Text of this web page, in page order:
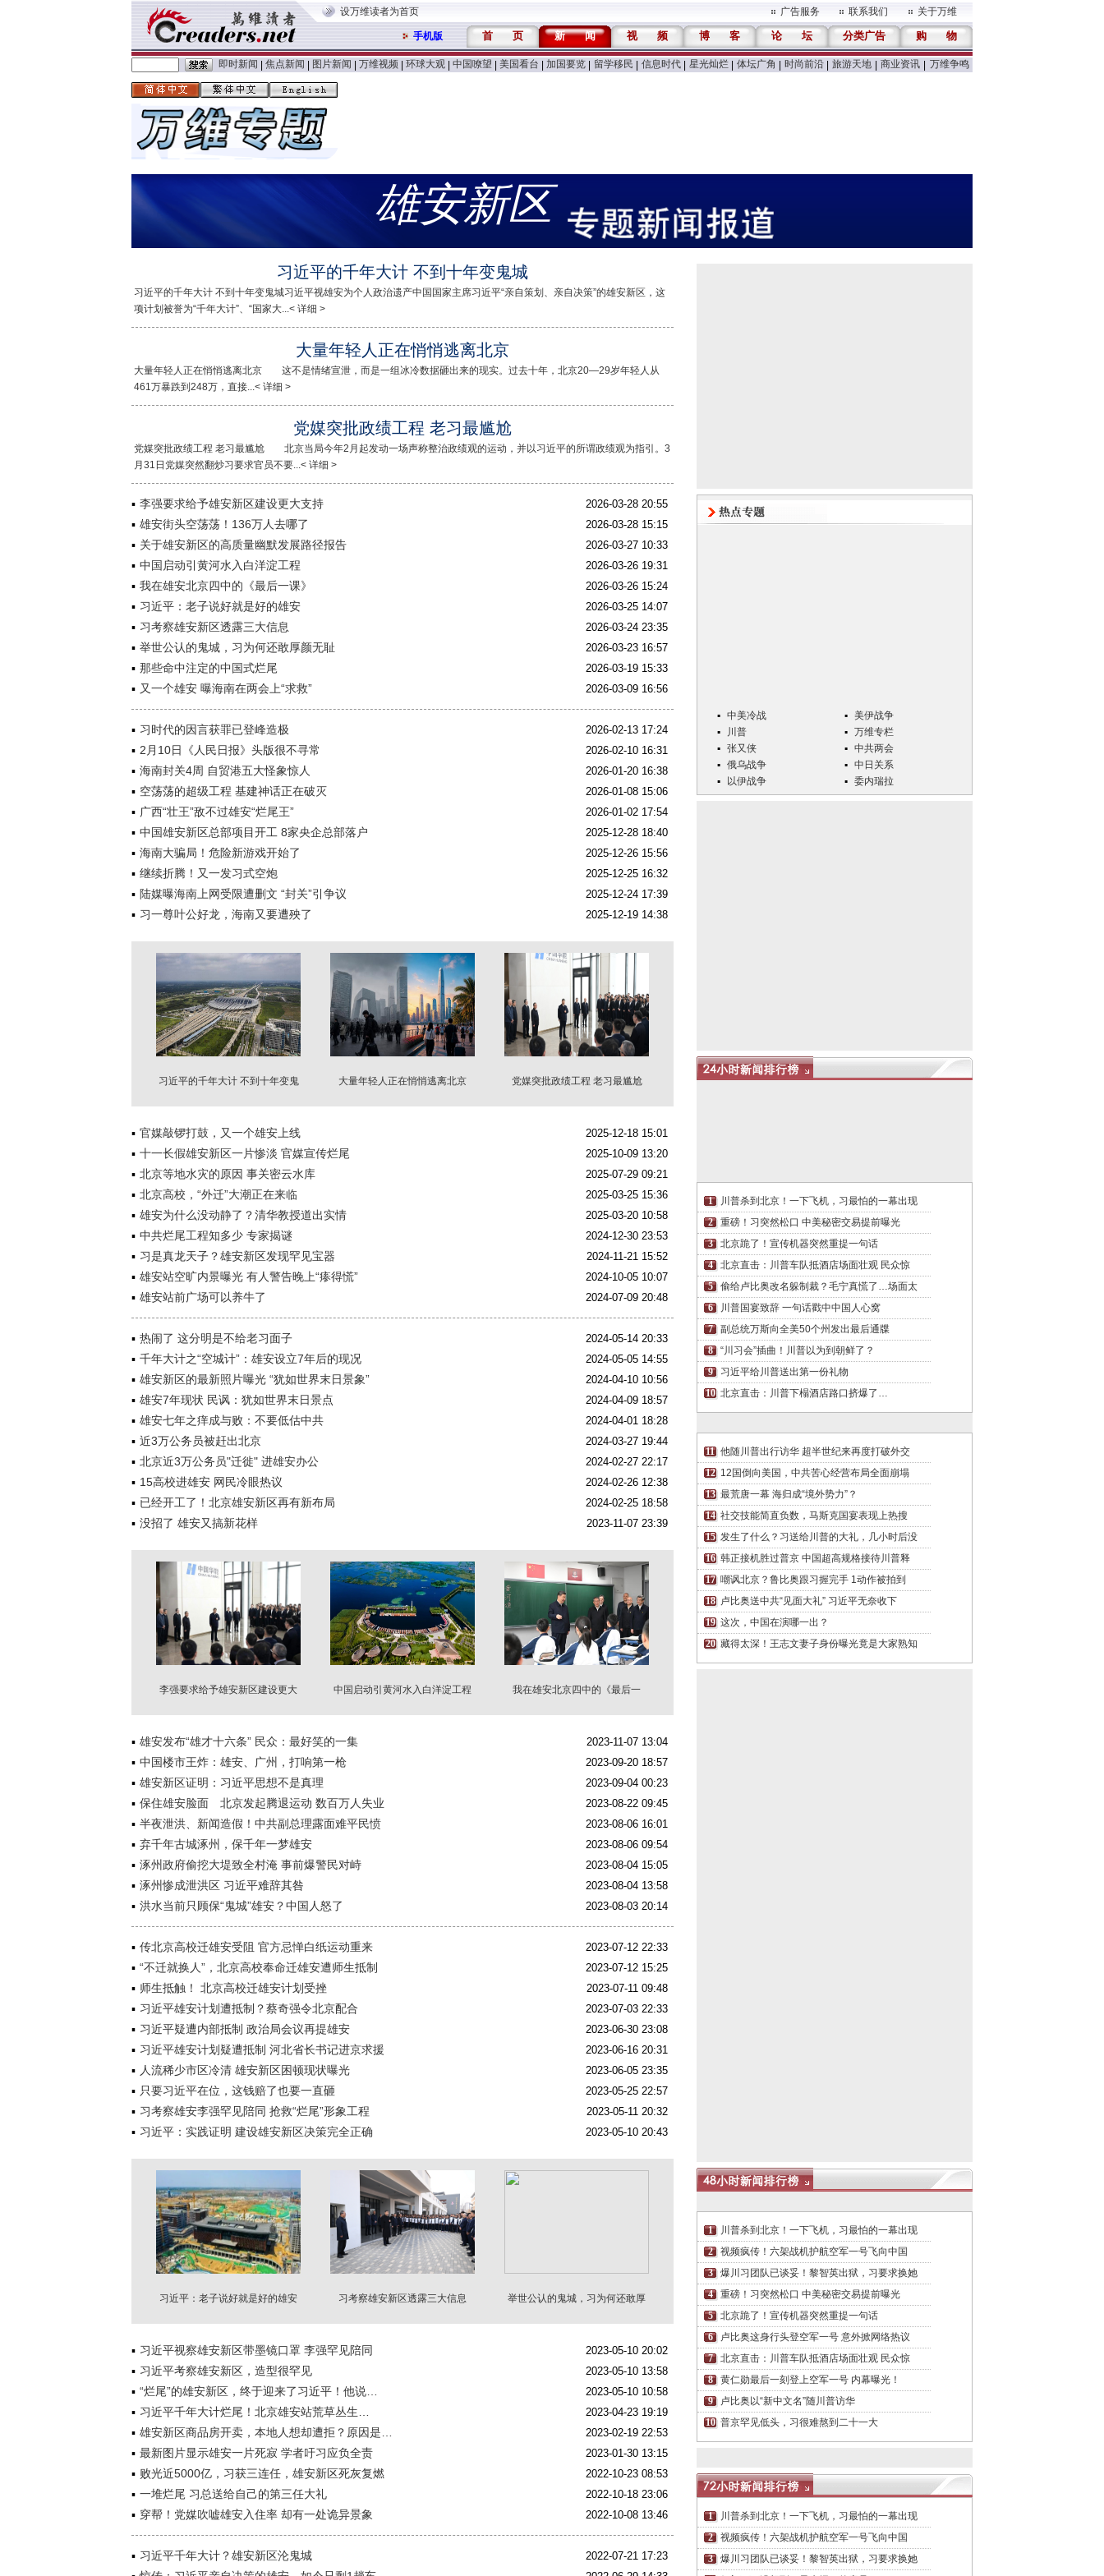
设万维读者为首页 广告服务 联系我们 关于万维
手机版 首 页 新 闻 视 频 博 客 论 坛 分类广告 购 物
即时新闻 焦点新闻 图片新闻 万维视频 环球大观 中国嘹望 美国看台 加国要览 留学移民 信息时代 星光灿烂 体坛广角 时尚前沿 旅游天地 商业资讯 万维争鸣
雄安新区
习近平的千年大计 不到十年变鬼城
习近平的千年大计 不到十年变鬼城习近平视雄安为个人政治遗产中国国家主席习近平“亲自策划、亲自决策”的雄安新区，这
项计划被誉为“千年大计”、“国家大...< 详细 >
大量年轻人正在悄悄逃离北京
大量年轻人正在悄悄逃离北京 这不是情绪宣泄，而是一组冰冷数据砸出来的现实。过去十年，北京20—29岁年轻人从
461万暴跌到248万，直接...< 详细 >
党媒突批政绩工程 老习最尴尬
党媒突批政绩工程 老习最尴尬 北京当局今年2月起发动一场声称整治政绩观的运动，并以习近平的所谓政绩观为指引。3
月31日党媒突然翻炒习要求官员不要...< 详细 >
李强要求给予雄安新区建设更大支持 2026-03-28 20:55
雄安街头空荡荡！136万人去哪了 2026-03-28 15:15
关于雄安新区的高质量幽默发展路径报告 2026-03-27 10:33
中国启动引黄河水入白洋淀工程 2026-03-26 19:31
我在雄安北京四中的《最后一课》 2026-03-26 15:24
习近平：老子说好就是好的雄安 2026-03-25 14:07
习考察雄安新区透露三大信息 2026-03-24 23:35
举世公认的鬼城，习为何还敢厚颜无耻 2026-03-23 16:57
那些命中注定的中国式烂尾 2026-03-19 15:33
又一个雄安 曝海南在两会上“求救” 2026-03-09 16:56
习时代的因言获罪已登峰造极 2026-02-13 17:24
2月10日《人民日报》头版很不寻常 2026-02-10 16:31
海南封关4周 自贸港五大怪象惊人 2026-01-20 16:38
空荡荡的超级工程 基建神话正在破灭 2026-01-08 15:06
广西“壮王”敌不过雄安“烂尾王” 2026-01-02 17:54
中国雄安新区总部项目开工 8家央企总部落户 2025-12-28 18:40
海南大骗局！危险新游戏开始了 2025-12-26 15:56
继续折腾！又一发习式空炮 2025-12-25 16:32
陆媒曝海南上网受限遭删文 “封关”引争议 2025-12-24 17:39
习一尊叶公好龙，海南又要遭殃了 2025-12-19 14:38
习近平的千年大计 不到十年变鬼
大量年轻人正在悄悄逃离北京 党媒突批政绩工程 老习最尴尬
官媒敲锣打鼓，又一个雄安上线 2025-12-18 15:01
十一长假雄安新区一片惨淡 官媒宣传烂尾 2025-10-09 13:20
北京等地水灾的原因 事关密云水库 2025-07-29 09:21
​北京高校，“外迁”大潮正在来临 2025-03-25 15:36
雄安为什么没动静了？清华教授道出实情 2025-03-20 10:58
中共烂尾工程知多少 专家揭谜 2024-12-30 23:53
习是真龙天子？雄安新区发现罕见宝器 2024-11-21 15:52
雄安站空旷内景曝光 有人警告晚上“瘆得慌” 2024-10-05 10:07
雄安站前广场可以养牛了 2024-07-09 20:48
热闹了 这分明是不给老习面子 2024-05-14 20:33
千年大计之“空城计”：雄安设立7年后的现况 2024-05-05 14:55
雄安新区的最新照片曝光 “犹如世界末日景象” 2024-04-10 10:56
雄安7年现状 民讽：犹如世界末日景点 2024-04-09 18:57
雄安七年之痒成与败：不要低估中共 2024-04-01 18:28
近3万公务员被赶出北京 2024-03-27 19:44
北京近3万公务员"迁徙" 进雄安办公 2024-02-27 22:17
15高校进雄安 网民冷眼热议 2024-02-26 12:38
已经开工了！北京雄安新区再有新布局 2024-02-25 18:58
没招了 雄安又搞新花样 2023-11-07 23:39
李强要求给予雄安新区建设更大
中国启动引黄河水入白洋淀工程
我在雄安北京四中的《最后一
雄安发布“雄才十六条” 民众：最好笑的一集 2023-11-07 13:04
中国楼市王炸：雄安、广州，打响第一枪 2023-09-20 18:57
雄安新区证明：习近平思想不是真理 2023-09-04 00:23
保住雄安脸面 北京发起腾退运动 数百万人失业 2023-08-22 09:45
半夜泄洪、新闻造假！中共副总理露面难平民愤 2023-08-06 16:01
弃千年古城涿州，保千年一梦雄安 2023-08-06 09:54
涿州政府偷挖大堤致全村淹 事前爆警民对峙 2023-08-04 15:05
涿州惨成泄洪区 习近平难辞其咎 2023-08-04 13:58
洪水当前只顾保“鬼城”雄安？中国人怒了 2023-08-03 20:14
传北京高校迁雄安受阻 官方忌惮白纸运动重来 2023-07-12 22:33
“不迁就换人”，北京高校奉命迁雄安遭师生抵制 2023-07-12 15:25
师生抵触！ 北京高校迁雄安计划受挫 2023-07-11 09:48
习近平雄安计划遭抵制？蔡奇强令北京配合 2023-07-03 22:33
习近平疑遭内部抵制 政治局会议再提雄安 2023-06-30 23:08
习近平雄安计划疑遭抵制 河北省长书记进京求援 2023-06-16 20:31
人流稀少市区冷清 雄安新区困顿现状曝光 2023-06-05 23:35
只要习近平在位，这钱赔了也要一直砸 2023-05-25 22:57
习考察雄安李强罕见陪同 抢救“烂尾”形象工程 2023-05-11 20:32
习近平：实践证明 建设雄安新区决策完全正确 2023-05-10 20:43
习近平：老子说好就是好的雄安 习考察雄安新区透露三大信息
举世公认的鬼城，习为何还敢厚
习近平视察雄安新区带墨镜口罩 李强罕见陪同 2023-05-10 20:02
习近平考察雄安新区，造型很罕见 2023-05-10 13:58
“烂尾”的雄安新区，终于迎来了习近平！他说… 2023-05-10 10:58
习近平千年大计烂尾！北京雄安站荒草丛生… 2023-04-23 19:19
雄安新区商品房开卖，本地人想却遭拒？原因是… 2023-02-19 22:53
最新图片显示雄安一片死寂 学者吁习应负全责 2023-01-30 13:15
败光近5000亿，习获三连任，雄安新区死灰复燃 2022-10-23 08:53
一堆烂尾 习总送给自己的第三任大礼 2022-10-18 23:06
穿帮！党媒吹嘘雄安入住率 却有一处诡异景象 2022-10-08 13:46
习近平千年大计？雄安新区沦鬼城 2022-07-21 17:23
中美冷战
美伊战争
川普
万维专栏
张又侠
中共两会
俄乌战争
中日关系
以伊战争
委内瑞拉
川普杀到北京！一下飞机，习最怕的一幕出现
重磅！习突然松口 中美秘密交易提前曝光
北京跪了！宣传机器突然重提一句话
北京直击：川普车队抵酒店场面壮观 民众惊
偷给卢比奥改名躲制裁？毛宁真慌了…场面太
川普国宴致辞 一句话戳中中国人心窝
副总统万斯向全美50个州发出最后通牒
“川习会”插曲！川普以为到朝鲜了？
习近平给川普送出第一份礼物
北京直击：川普下榻酒店路口挤爆了…
他随川普出行访华 超半世纪来再度打破外交
12国倒向美国，中共苦心经营布局全面崩塌
最荒唐一幕 海归成“境外势力”？
社交技能简直负数，马斯克国宴表现上热搜
发生了什么？习送给川普的大礼，几小时后没
韩正接机胜过普京 中国超高规格接待川普释
嘲讽北京？鲁比奥跟习握完手 1动作被拍到
卢比奥送中共“见面大礼” 习近平无奈收下
这次，中国在演哪一出？
藏得太深！王志文妻子身份曝光竟是大家熟知
川普杀到北京！一下飞机，习最怕的一幕出现
视频疯传！六架战机护航空军一号飞向中国
爆川习团队已谈妥！黎智英出狱，习要求换她
重磅！习突然松口 中美秘密交易提前曝光
北京跪了！宣传机器突然重提一句话
卢比奥这身行头登空军一号 意外掀网络热议
北京直击：川普车队抵酒店场面壮观 民众惊
黄仁勋最后一刻登上空军一号 内幕曝光！
卢比奥以“新中文名”随川普访华
普京罕见低头，习很难熬到二十一大
川普杀到北京！一下飞机，习最怕的一幕出现
视频疯传！六架战机护航空军一号飞向中国
爆川习团队已谈妥！黎智英出狱，习要求换她